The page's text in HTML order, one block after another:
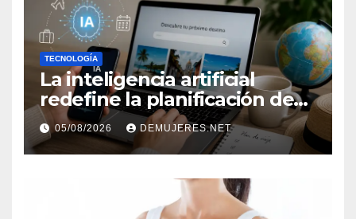
TECNOLOGÍA
La inteligencia artificial
redefine la planificación de
viajes: Los huéspedes
centran sus decisiones y
expectativas enfocándose en
experiencias auténticas y
personalizadas
05/08/2026 DEMUJERES.NET